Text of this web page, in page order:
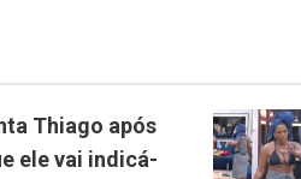
Thiago após
ele vai indicá-